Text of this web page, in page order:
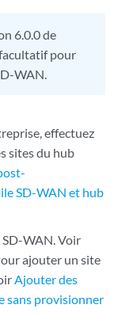
6.0.0 de
facultatif pour
WAN.
effectuez
sites du hub
SD-WAN et hub
WAN. Voir
ajouter un site
Ajouter des
sans provisionner